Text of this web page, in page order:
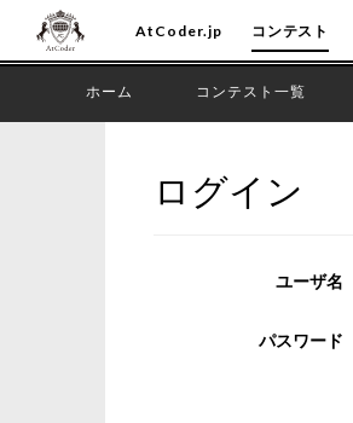
AtCoder.jp コンテスト
ホーム コンテスト一覧
ログイン
ユーザ名
パスワード